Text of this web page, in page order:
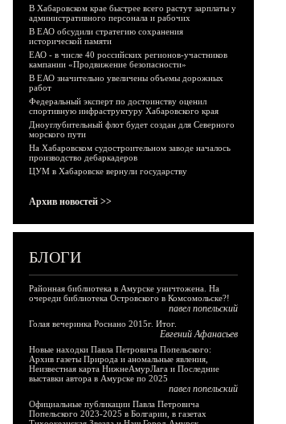
В Хабаровском крае быстрее всего растут зарплаты у
административного персонала и рабочих
В ЕАО обсудили стратегию сохранения
исторической памяти
ЕАО - в числе 40 российских регионов-участников
кампании «Продвижение безопасности»
В ЕАО значительно увеличены объемы дорожных
работ
Федеральный эксперт по достоинству оценил
спортивную инфраструктуру Хабаровского края
Дноуглубительный флот будет создан для Северного
морского пути
На Хабаровском судостроительном заводе началось
производство дебаркадеров
ЦУМ в Хабаровске вернули государству
Архив новостей >>
БЛОГИ
Районная библиотека в Амурске уничтожена. На
очереди библиотека Островского в Комсомольске?!
павел попельский
Голая вечеринка Роснано 2015г. Итог.
Евгений Афанасьев
Новые находки Павла Петровича Попельского:
Архив газеты Природа и аномальные явления,
Неизвестная карта НижнеАмурЛага и Последние
выставки автора в Амурске по 2025
павел попельский
Официальные публикации Павла Петровича
Попельского 2023-2025 в Болгарии, в газетах